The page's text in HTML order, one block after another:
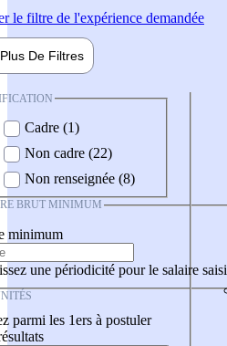
le filtre de l'expérience demandée
Plus De Filtres
Cadre (1)
Non cadre (22)
Non renseignée (8)
BRUT MINIMUM
minimum
une périodicité pour le salaire saisi
parmi les 1ers à postuler